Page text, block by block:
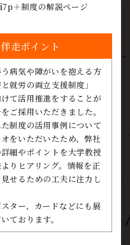
7p＋制度の解説ページ
走ポイント
病気や障がいを抱える方
就労の両立支援制度」
て活用推進をすることが
ご採用いただきました。
制度の活用事例について
をいただいたため、弊社
細やポイントを大学教授
りヒアリング。情報を正
せるための工夫に注力し
ター、カードなどにも展
ております。